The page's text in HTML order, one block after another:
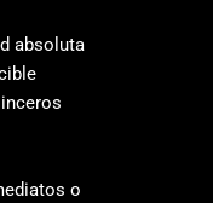
absoluta
o